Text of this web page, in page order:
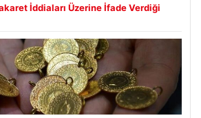
İddiaları Üzerine İfade Verdiği